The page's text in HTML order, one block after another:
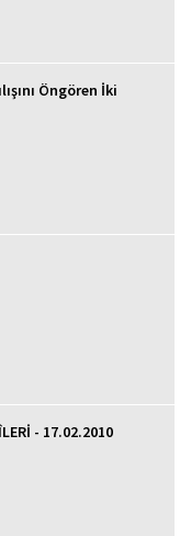
Öngören İki
- 17.02.2010